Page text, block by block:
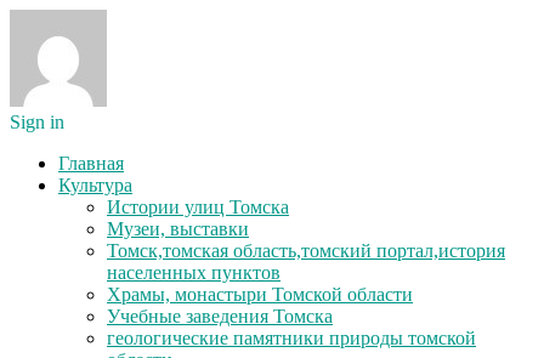
Sign in
Главная
Культура
Истории улиц Томска
Музеи, выставки
Томск,томская область,томский портал,история
населенных пунктов
Храмы, монастыри Томской области
Учебные заведения Томска
геологические памятники природы томской